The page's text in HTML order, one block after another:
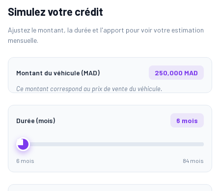
Simulez votre crédit
Ajustez le montant, la durée et l'apport pour voir votre estimation
mensuelle.
Montant du véhicule (MAD) 250,000 MAD
Ce montant correspond au prix de vente du véhicule.
Durée (mois) 6 mois
6 mois 84 mois